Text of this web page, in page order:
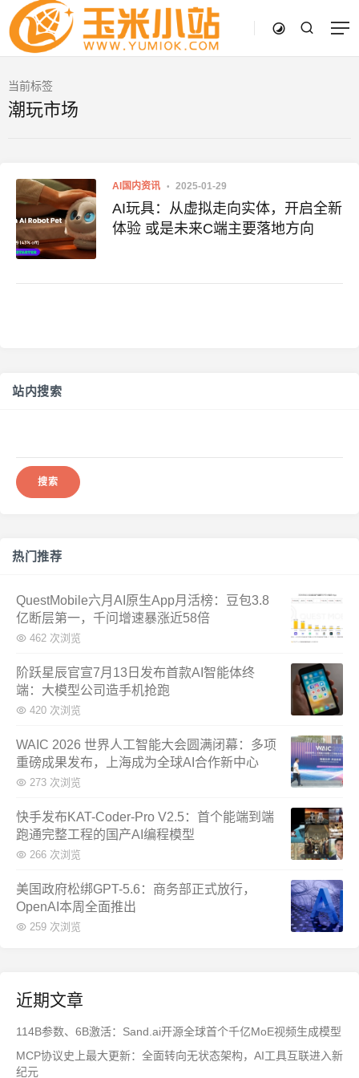
当前标签
潮玩市场
AI国内资讯 2025-01-29
AI玩具：从虚拟走向实体，开启全新
体验 或是未来C端主要落地方向
站内搜索
热门推荐
QuestMobile六月AI原生App月活榜：豆包3.8
亿断层第一，千问增速暴涨近58倍
462 次浏览
阶跃星辰官宣7月13日发布首款AI智能体终
端：大模型公司造手机抢跑
420 次浏览
WAIC 2026 世界人工智能大会圆满闭幕：多项
重磅成果发布，上海成为全球AI合作新中心
273 次浏览
快手发布KAT-Coder-Pro V2.5：首个能端到端
跑通完整工程的国产AI编程模型
266 次浏览
美国政府松绑GPT-5.6：商务部正式放行，
OpenAI本周全面推出
259 次浏览
近期文章
114B参数、6B激活：Sand.ai开源全球首个千亿MoE视频生成模型
MCP协议史上最大更新：全面转向无状态架构，AI工具互联进入新
纪元